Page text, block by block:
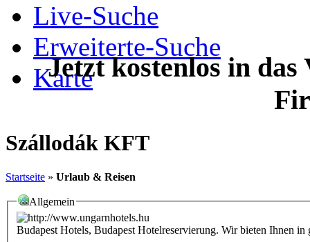
Live-Suche
Erweiterte-Suche
Karte
Jetzt kostenlos in
Szállodák KFT
Startseite » Urlaub & Reisen
Allgemein
Budapest Hotels, Budapest Hotelreservierung. Wir bieten Ihnen